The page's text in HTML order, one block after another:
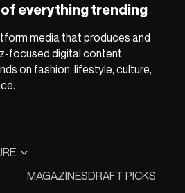
everything trending
media that produces and
focused digital content,
on fashion, lifestyle, culture,
MAGAZINESDRAFT PICKS